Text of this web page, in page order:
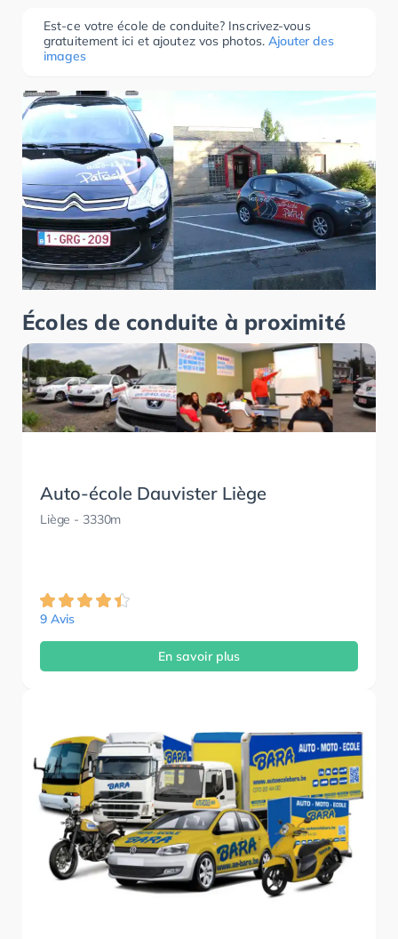
Est-ce votre école de conduite? Inscrivez-vous
gratuitement ici et ajoutez vos photos. Ajouter des
images
Écoles de conduite à proximité
Auto-école Dauvister Liège
Liège - 3330m
9 Avis
En savoir plus